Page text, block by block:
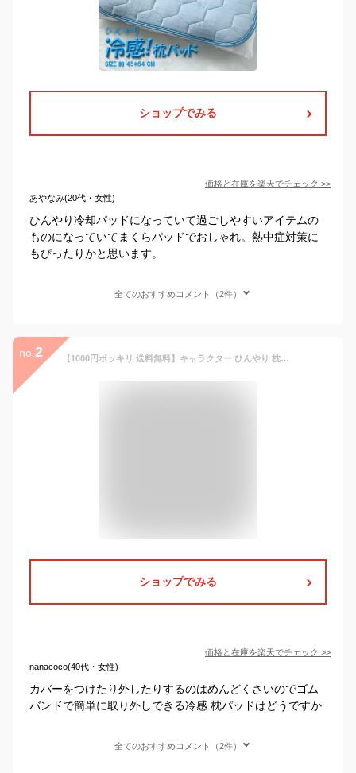
ショップでみる
価格と在庫を楽天でチェック >>
あやなみ(20代・女性)
ひんやり冷却パッドになっていて過ごしやすいアイテムの
ものになっていてまくらパッドでおしゃれ。熱中症対策に
もぴったりかと思います。
全てのおすすめコメント（2件）
no. 2 【1000円ポッキリ 送料無料】キャラクター ひんやり 枕カバー 冷感 枕パッド 43×63cm 接触冷感 さらさら 快適 かわいい 夏用 まくらカバー ピロケース ピローケース 寝具 洗える クール 涼しい 速乾 吸水 蒸れにくい 肌触り良い 夏布団 省エネ 節電 熱帯夜 トトロ サンリオ
ショップでみる
価格と在庫を楽天でチェック >>
nanacoco(40代・女性)
カバーをつけたり外したりするのはめんどくさいのでゴム
バンドで簡単に取り外しできる冷感 枕パッドはどうですか
全てのおすすめコメント（2件）